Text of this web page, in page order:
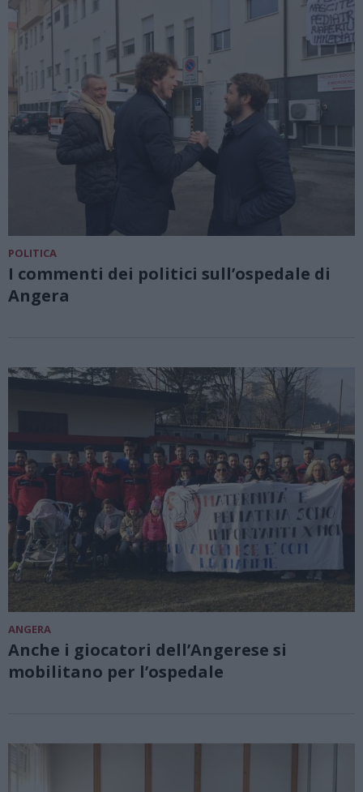
POLITICA
I commenti dei politici sull’ospedale di
Angera
ANGERA
Anche i giocatori dell’Angerese si
mobilitano per l’ospedale